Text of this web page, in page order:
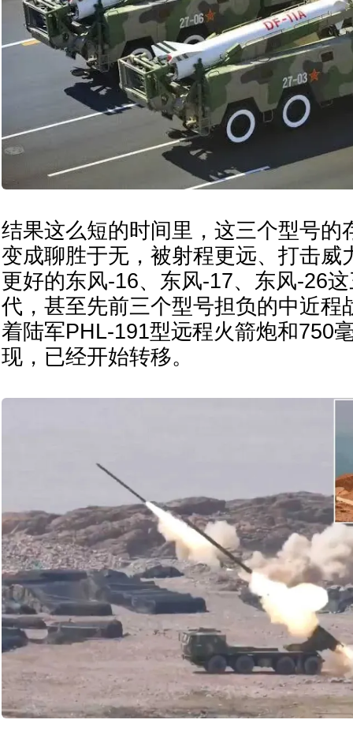
结果这么短的时间里，这三个型号的
变成聊胜于无，被射程更远、打击威
更好的东风-16、东风-17、东风-26
代，甚至先前三个型号担负的中近程
着陆军PHL-191型远程火箭炮和750
现，已经开始转移。